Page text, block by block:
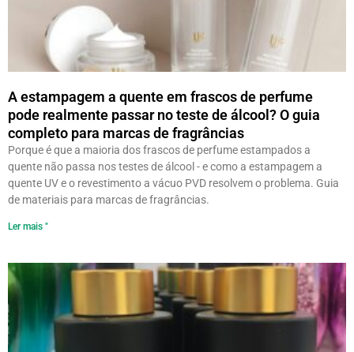
A estampagem a quente em frascos de perfume
pode realmente passar no teste de álcool? O guia
completo para marcas de fragrâncias
Porque é que a maioria dos frascos de perfume estampados a
quente não passa nos testes de álcool - e como a estampagem a
quente UV e o revestimento a vácuo PVD resolvem o problema. Guia
de materiais para marcas de fragrâncias.
Ler mais "